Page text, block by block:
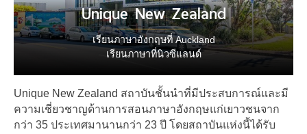
Unique New Zealand
เรียนภาษาอังกฤษที่ Auckland
เรียนภาษาที่นิวซีแลนด์
Unique New Zealand สถาบันชั้นนําที่มีประสบการณ์และมี
ความเชี่ยวชาญด้านการสอนภาษาอังกฤษแก่เยาวชนจาก
กว่า 35 ประเทศมานานกว่า 23 ปี โดยสถาบันแห่งนี้ได้รับ